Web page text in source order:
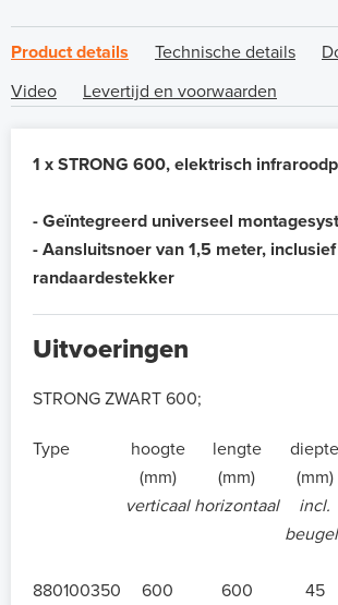
Product details Technische details
Video
Levertijd en voorwaarden
1 x STRONG 600, elektrisch
- Geïntegreerd universeel
- Aansluitsnoer van 1,5 meter, inclusief
randaardestekker
Uitvoeringen
STRONG ZWART 600;
Type
hoogte
(mm)
lengte
(mm)
diepte
(mm)
verticaal horizontaal
incl.
880100350 600 600 45